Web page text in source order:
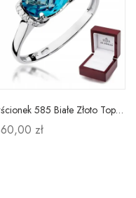
Pierścionek 585 Białe Złoto Topaz 1,70ct Diamenty
zł